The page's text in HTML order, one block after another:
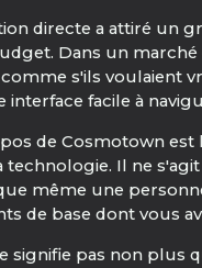
directe a attiré un
Dans un
s'ils voulaient
facile à
de Cosmotown
Il ne
même une
de base dont vous
signifie pas non plus